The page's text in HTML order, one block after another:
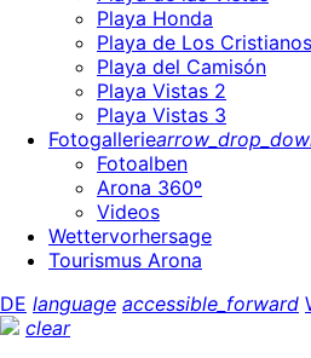
Playa Honda
Playa de Los Cristianos
Playa del Camisón
Playa Vistas 2
Playa Vistas 3
Fotogallerie
Fotoalben
Arona 360º
Videos
Wettervorhersage
Tourismus Arona
DE language accessible_forward
clear